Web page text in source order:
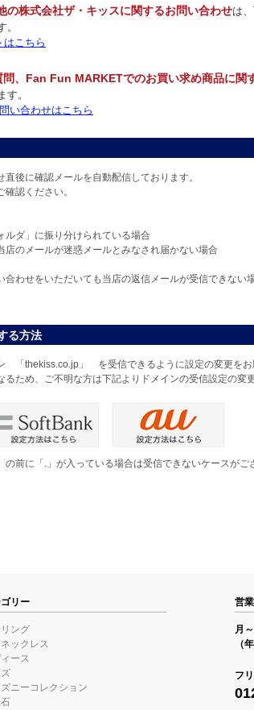
の株式会社ザ・キッスに関するお問い合わせは
こちら
、Fan Fun MARKETでのお買い求め商品に関
。
い合わせはこちら
後に確認メールを自動配信しております。
認ください。
ルダ」に振り分けられている場合
店のメールが迷惑メールとみなされ届かない場合
合わせをいただいても当店の返信メールが受信できない
る方法
「thekiss.co.jp」 を受信できるように設定の変更をお
ため、ご不明な方は下記よりドメインの受信設定の変
の前に「.」が入っている場合は受信できないケースがご
リー
ング
ックレス
ース
ニーコレクション
営
月
（
フ